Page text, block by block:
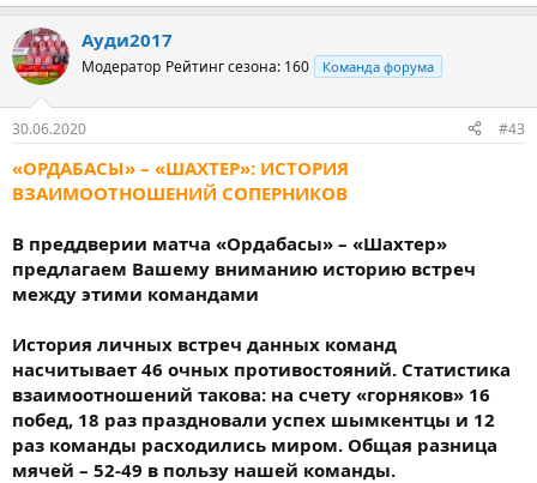
Ауди2017
Модератор Рейтинг сезона: 160 Команда форума
30.06.2020 #43
«ОРДАБАСЫ» – «ШАХТЕР»: ИСТОРИЯ
ВЗАИМООТНОШЕНИЙ СОПЕРНИКОВ
В преддверии матча «Ордабасы» – «Шахтер»
предлагаем Вашему вниманию историю встреч
между этими командами
История личных встреч данных команд
насчитывает 46 очных противостояний. Статистика
взаимоотношений такова: на счету «горняков» 16
побед, 18 раз праздновали успех шымкентцы и 12
раз команды расходились миром. Общая разница
мячей – 52-49 в пользу нашей команды.